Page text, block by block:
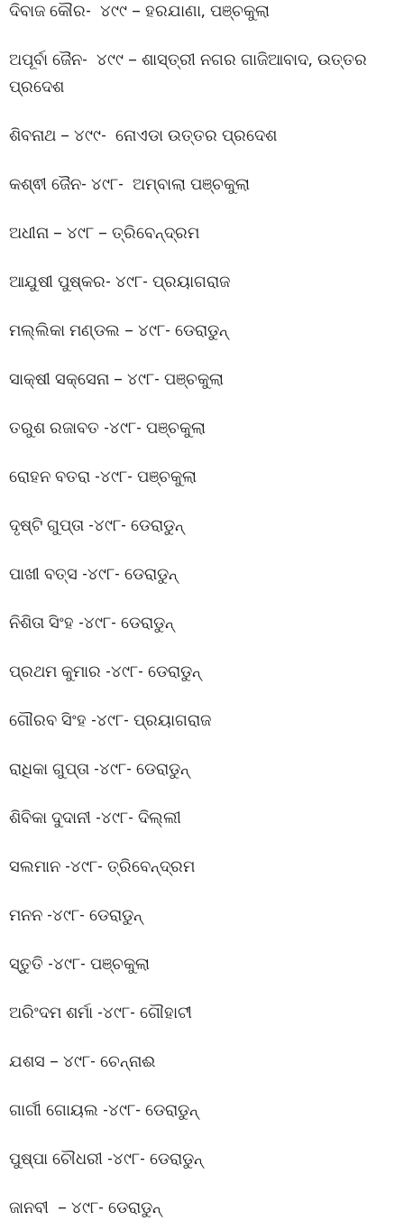
ଦିବାଜ କୌର- ୪୯୯ – ହରଯାଣା, ପଞ୍ଚକୁଲା
ଅପୂର୍ବା ଜୈନ- ୪୯୯ – ଶାସ୍ତ୍ରୀ ନଗର ଗାଜିଆବାଦ, ଉତ୍ତର
ପ୍ରଦେଶ
ଶିବନାଥ – ୪୯୯- ନୋଏଡା ଉତ୍ତର ପ୍ରଦେଶ
କଶ୍ଵୀ ଜୈନ- ୪୯୮- ଅମ୍ବାଲା ପଞ୍ଚକୁଲା
ଅଧୀନା – ୪୯୮ – ତ୍ରିବେନ୍ଦ୍ରମ
ଆଯୁଷୀ ପୁଷ୍କର- ୪୯୮- ପ୍ରୟାଗରାଜ
ମଲ୍ଲିକା ମଣ୍ଡଲ – ୪୯୮- ଡେରାଡୁନ୍
ସାକ୍ଷୀ ସକ୍ସେନା – ୪୯୮- ପଞ୍ଚକୁଲା
ତରୁଶ ରଜାବତ -୪୯୮- ପଞ୍ଚକୁଲା
ରୋହନ ବତରା -୪୯୮- ପଞ୍ଚକୁଲା
ଦୃଷ୍ଟି ଗୁପ୍ତା -୪୯୮- ଡେରାଡୁନ୍
ପାଖୀ ବତ୍ସ -୪୯୮- ଡେରାଡୁନ୍
ନିଶିତା ସିଂହ -୪୯୮- ଡେରାଡୁନ୍
ପ୍ରଥମ କୁମାର -୪୯୮- ଡେରାଡୁନ୍
ଗୌରବ ସିଂହ -୪୯୮- ପ୍ରୟାଗରାଜ
ରାଧିକା ଗୁପ୍ତା -୪୯୮- ଡେରାଡୁନ୍
ଶିବିକା ଦୁଦାନୀ -୪୯୮- ଦିଲ୍ଲୀ
ସଲମାନ -୪୯୮- ତ୍ରିବେନ୍ଦ୍ରମ
ମନନ -୪୯୮- ଡେରାଡୁନ୍
ସ୍ତୁତି -୪୯୮- ପଞ୍ଚକୁଲା
ଅରିଂଦମ ଶର୍ମା -୪୯୮- ଗୌହାଟୀ
ଯଶସ – ୪୯୮- ଚେନ୍ନାଈ
ଗାର୍ଗୀ ଗୋୟଲ -୪୯୮- ଡେରାଡୁନ୍
ପୁଷ୍ପା ଚୌଧରୀ -୪୯୮- ଡେରାଡୁନ୍
ଜାନବୀ – ୪୯୮- ଡେରାଡୁନ୍